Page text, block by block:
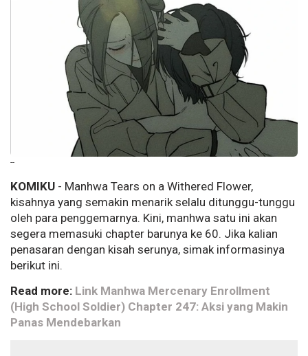
--
KOMIKU - Manhwa Tears on a Withered Flower,
kisahnya yang semakin menarik selalu ditunggu-tunggu
oleh para penggemarnya. Kini, manhwa satu ini akan
segera memasuki chapter barunya ke 60. Jika kalian
penasaran dengan kisah serunya, simak informasinya
berikut ini.
Read more: Link Manhwa Mercenary Enrollment
(High School Soldier) Chapter 247: Aksi yang Makin
Panas Mendebarkan